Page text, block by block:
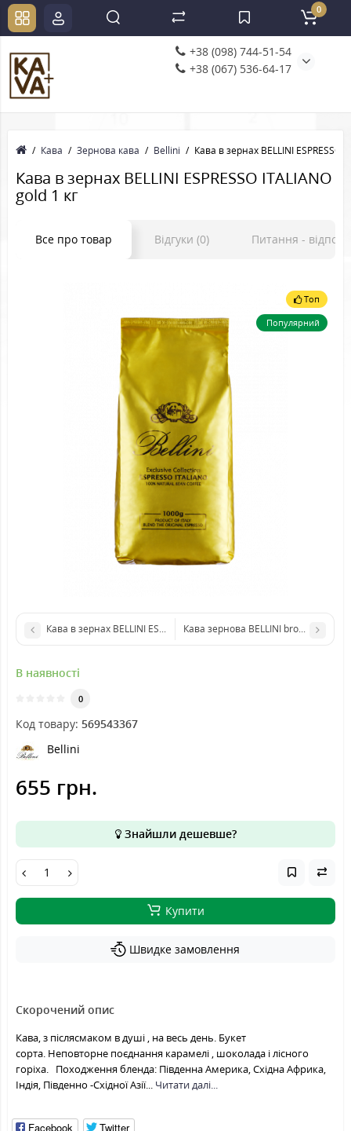
+38 (098) 744-51-54
+38 (067) 536-64-17
0
Кава Зернова кава Bellini Кава в зернах BELLINI ESPRESSO
Кава в зернах BELLINI ESPRESSO ITALIANO
gold 1 кг
Все про товар Відгуки (0) Питання -
Топ
Популярний
Кава в зернах BELLINI ESPRESSO BAR
Кава зернова BELLINI bronza
В наявності
0
Код товару: 569543367
Bellini
655 грн.
Знайшли дешевше?
Купити
Швидке замовлення
Скорочений опис
Кава, з післясмаком в душі , на весь день. Букет
сорта. Неповторне поєднання карамелі , шоколада і лісного
горіха. Походження бленда: Південна Америка, Східна Африка,
Індія, Південно -Східної Азії... Читати далі...
Facebook Twitter